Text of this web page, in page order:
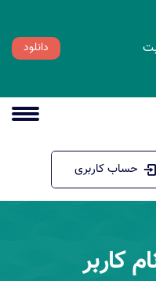
دانلود
حساب کاربری
کاربر